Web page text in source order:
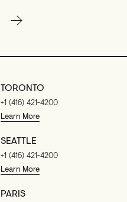
TORONTO
+1 (416) 421-4200
Learn More
SEATTLE
+1 (416) 421-4200
Learn More
PARIS